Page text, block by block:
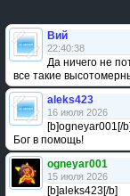
Вий
22:40:38
Да ничего не
все такие
aleks423
16 июля 2026
[b]ogneyar001[/
Бог в помощь!
ogneyar001
15 июля 2026
[b]aleks423[/b]